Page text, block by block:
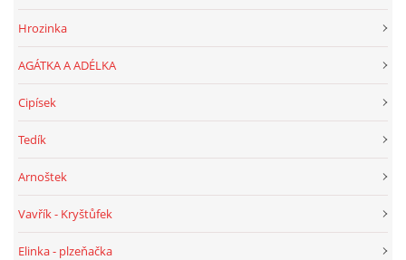
Hrozinka
AGÁTKA A ADÉLKA
Cipísek
Tedík
Arnoštek
Vavřík - Kryštůfek
Elinka - plzeňačka